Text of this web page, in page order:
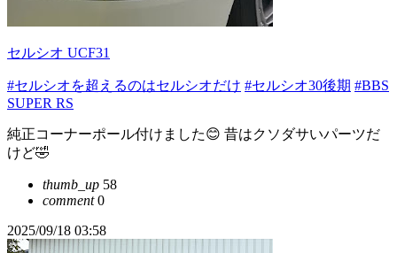
セルシオ UCF31
#セルシオを超えるのはセルシオだけ #セルシオ30後期 #BBS
SUPER RS
純正コーナーポール付けました😊 昔はクソダサいパーツだ
けど🤣
thumb_up 58
comment0
2025/09/18 03:58